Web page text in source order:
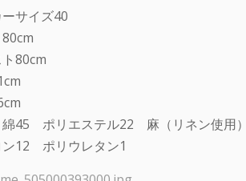
サイズ40
80cm
45 ポリエステル22 麻（リネン使用
ン12 ポリウレタン1